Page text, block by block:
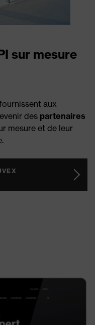
sur mesure
aux
des partenaires
mesure et de leur